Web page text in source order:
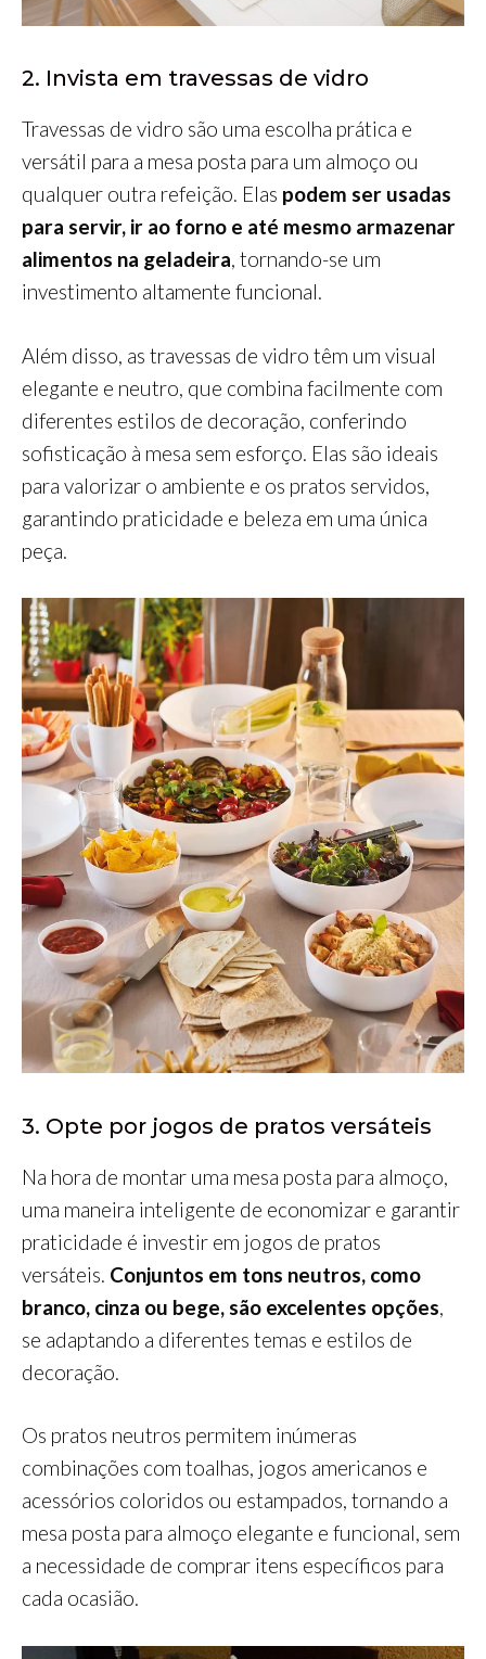
2. Invista em travessas de vidro
Travessas de vidro são uma escolha prática e
versátil para a mesa posta para um almoço ou
qualquer outra refeição. Elas podem ser usadas
para servir, ir ao forno e até mesmo armazenar
alimentos na geladeira, tornando-se um
investimento altamente funcional.
Além disso, as travessas de vidro têm um visual
elegante e neutro, que combina facilmente com
diferentes estilos de decoração, conferindo
sofisticação à mesa sem esforço. Elas são ideais
para valorizar o ambiente e os pratos servidos,
garantindo praticidade e beleza em uma única
peça.
3. Opte por jogos de pratos versáteis
Na hora de montar uma mesa posta para almoço,
uma maneira inteligente de economizar e garantir
praticidade é investir em jogos de pratos
versáteis. Conjuntos em tons neutros, como
branco, cinza ou bege, são excelentes opções,
se adaptando a diferentes temas e estilos de
decoração.
Os pratos neutros permitem inúmeras
combinações com toalhas, jogos americanos e
acessórios coloridos ou estampados, tornando a
mesa posta para almoço elegante e funcional, sem
a necessidade de comprar itens específicos para
cada ocasião.